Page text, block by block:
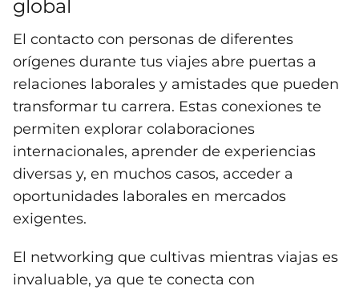
global
El contacto con personas de diferentes
orígenes durante tus viajes abre puertas a
relaciones laborales y amistades que pueden
transformar tu carrera. Estas conexiones te
permiten explorar colaboraciones
internacionales, aprender de experiencias
diversas y, en muchos casos, acceder a
oportunidades laborales en mercados
exigentes.
El networking que cultivas mientras viajas es
invaluable, ya que te conecta con